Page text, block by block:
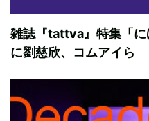
雑誌『tattva』特集「に
に劉慈欣、コムアイら